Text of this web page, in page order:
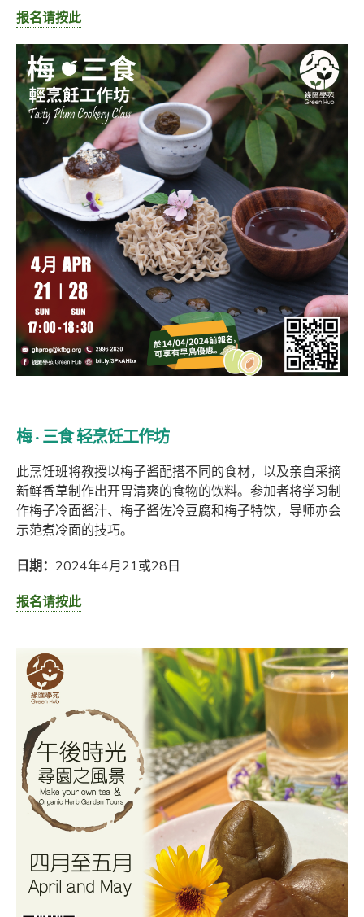
报名请按此
梅 ‧ 三食 轻烹饪工作坊
此烹饪班将教授以梅子酱配搭不同的食材，以及亲自采摘
新鲜香草制作出开胃清爽的食物的饮料。参加者将学习制
作梅子冷面酱汁、梅子酱佐冷豆腐和梅子特饮，导师亦会
示范煮冷面的技巧。
日期： 2024年4月21或28日
报名请按此